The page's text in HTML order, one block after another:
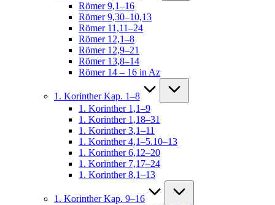
Römer 9,1–16
Römer 9,30–10,13
Römer 11,11–24
Römer 12,1–8
Römer 12,9–21
Römer 13,8–14
Römer 14 – 16 in Az
1. Korinther Kap. 1–8
1. Korinther 1,1–9
1. Korinther 1,18–31
1. Korinther 3,1–11
1. Korinther 4,1–5.10–13
1. Korinther 6,12–20
1. Korinther 7,17–24
1. Korinther 8,1–13
1. Korinther Kap. 9–16